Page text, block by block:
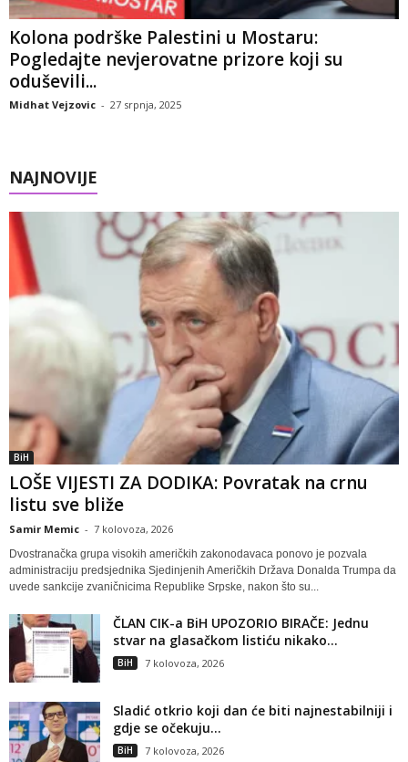
Kolona podrške Palestini u Mostaru:
Pogledajte nevjerovatne prizore koji su
oduševili...
Midhat Vejzovic - 27 srpnja, 2025
NAJNOVIJE
BiH
LOŠE VIJESTI ZA DODIKA: Povratak na crnu
listu sve bliže
Samir Memic - 7 kolovoza, 2026
Dvostranačka grupa visokih američkih zakonodavaca ponovo je pozvala
administraciju predsjednika Sjedinjenih Američkih Država Donalda Trumpa da
uvede sankcije zvaničnicima Republike Srpske, nakon što su...
ČLAN CIK-a BiH UPOZORIO BIRAČE: Jednu
stvar na glasačkom listiću nikako...
BiH 7 kolovoza, 2026
Sladić otkrio koji dan će biti najnestabilniji i
gdje se očekuju...
BiH 7 kolovoza, 2026